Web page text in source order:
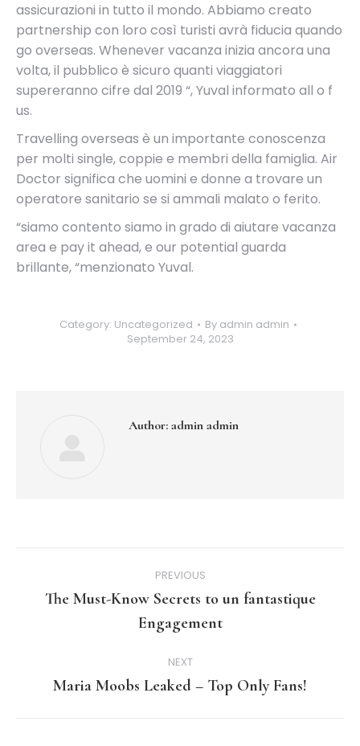
assicurazioni in tutto il mondo. Abbiamo creato
partnership con loro così turisti avrà fiducia quando
go overseas. Whenever vacanza inizia ancora una
volta, il pubblico è sicuro quanti viaggiatori
supereranno cifre dal 2019 “, Yuval informato all o f
us.
Travelling overseas è un importante conoscenza
per molti single, coppie e membri della famiglia. Air
Doctor significa che uomini e donne a trovare un
operatore sanitario se si ammali malato o ferito.
“siamo contento siamo in grado di aiutare vacanza
area e pay it ahead, e our potential guarda
brillante, “menzionato Yuval.
Category: Uncategorized By admin admin
September 24, 2023
Author: admin admin
PREVIOUS
post:
The Must-Know Secrets to un fantastique
Engagement
NEXT
Next
Maria Moobs Leaked – Top Only Fans!